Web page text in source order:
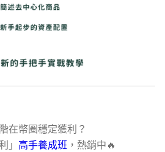
在幣圈穩定獲利 ？
」 高手養成班 ，熱銷中🔥